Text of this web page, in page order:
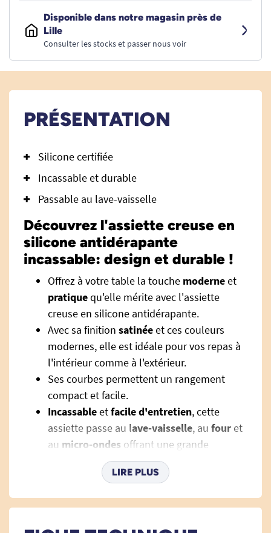
Disponible dans notre magasin près de
Lille
Consulter les stocks et passer nous voir
PRÉSENTATION
Silicone certifiée
Incassable et durable
Passable au lave-vaisselle
Découvrez l'assiette creuse en
silicone antidérapante
incassable: design et durable !
Offrez à votre table la touche moderneet
pratiquequ'elle mérite avec l'assiette
creuse en silicone antidérapante.
Avec sa finition satinéeet ces couleurs
modernes, elle est idéale pour vos repas à
l'intérieur comme à l'extérieur.
Ses courbes permettent un rangement
compact et facile.
Incassableetfacile d'entretien, cette
assiette passe au lave-vaisselle, au fouret
au micro-ondes offrant une grande
flexibilité d'utilisation.
LIRE PLUS